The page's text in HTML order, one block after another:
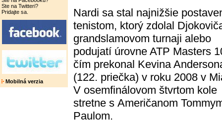
Ste na Twitteri?
Pridajte sa.
Mobilná verzia
Nardi sa stal najnižšie
tenistom, ktorý zdolal
grandslamovom turnaji alebo
podujatí úrovne ATP Masters
čím prekonal Kevina
(122. priečka) v roku 2008 v
V osemfinálovom štvrtom kole
stretne s Američanom
Paulom.